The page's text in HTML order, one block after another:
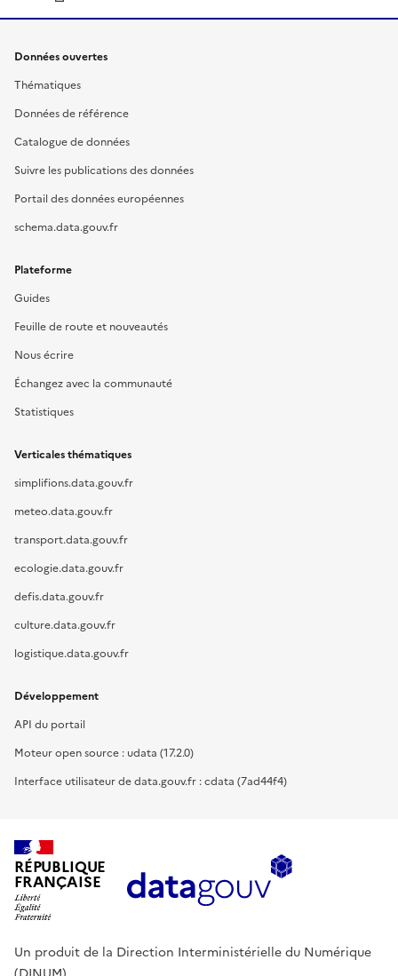
Données ouvertes
Thématiques
Données de référence
Catalogue de données
Suivre les publications des données
Portail des données européennes
schema.data.gouv.fr
Plateforme
Guides
Feuille de route et nouveautés
Nous écrire
Échangez avec la communauté
Statistiques
Verticales thématiques
simplifions.data.gouv.fr
meteo.data.gouv.fr
transport.data.gouv.fr
ecologie.data.gouv.fr
defis.data.gouv.fr
culture.data.gouv.fr
logistique.data.gouv.fr
Développement
API du portail
Moteur open source : udata (17.2.0)
Interface utilisateur de data.gouv.fr : cdata (7ad44f4)
RÉPUBLIQUE
FRANÇAISE
Un produit de la Direction Interministérielle du Numérique